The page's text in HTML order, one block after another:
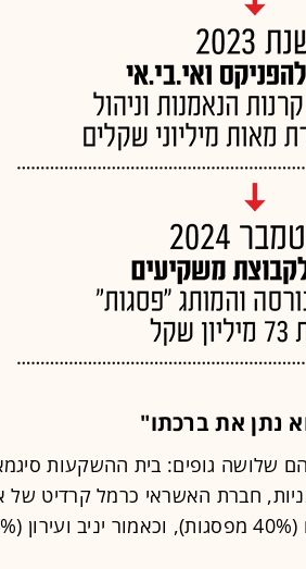
נתן את ברכתו"
שלושה גופים: בית ההשקעות
שרכש 42.5% מהמניות, חברת האשראי כרמל